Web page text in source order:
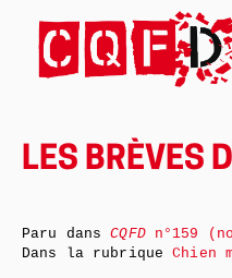
LES BRÈVES
Paru dansCQFDn°159
Dans la rubriqueChien